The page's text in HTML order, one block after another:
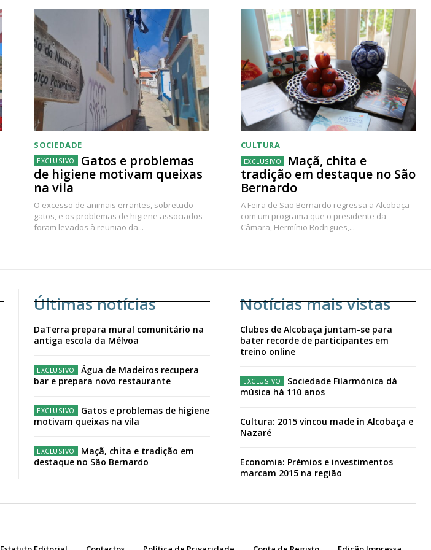
SOCIEDADE
Gatos e problemas
de higiene motivam queixas
na vila
O excesso de animais errantes, sobretudo
gatos, e os problemas de higiene associados
foram levados à reunião da...
CULTURA
Maçã, chita e
tradição em destaque no São
Bernardo
A Feira de São Bernardo regressa a Alcobaça
com um programa que o presidente da
Câmara, Hermínio Rodrigues,...
Últimas notícias
DaTerra prepara mural comunitário na
antiga escola da Mélvoa
Água de Madeiros recupera
bar e prepara novo restaurante
Gatos e problemas de higiene
motivam queixas na vila
Maçã, chita e tradição em
destaque no São Bernardo
Notícias mais vistas
Clubes de Alcobaça juntam-se para
bater recorde de participantes em
treino online
Sociedade Filarmónica dá
música há 110 anos
Cultura: 2015 vincou made in Alcobaça e
Nazaré
Economia: Prémios e investimentos
marcam 2015 na região